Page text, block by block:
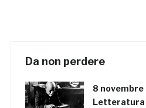
Da non perdere
8 novembre
Letteratura